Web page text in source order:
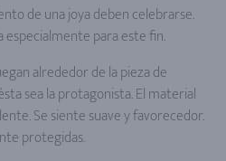
de una joya deben celebrarse.
para este fin.
alrededor de la pieza de
sea la protagonista. El material
Se siente suave y favorecedor.
protegidas.